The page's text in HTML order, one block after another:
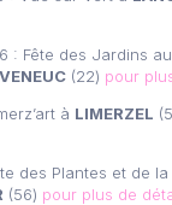
: Fête des Jardins
(22) pour
à LIMERZEL
des Plantes et de
(56) pour plus de